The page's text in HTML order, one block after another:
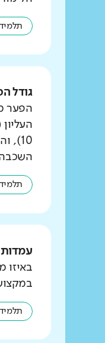
גודל
הפער
10),
השכבה (80%
באיזו